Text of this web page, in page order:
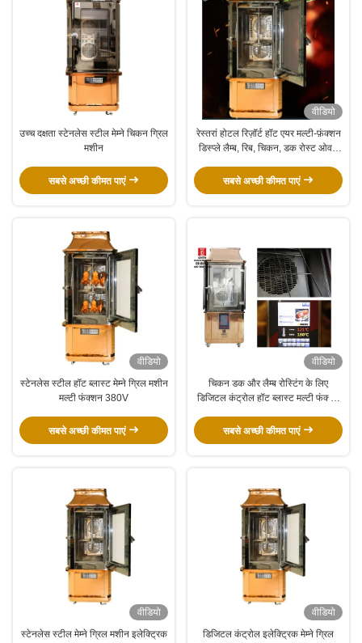
उच्च दक्षता स्टेनलेस स्टील मेम्ने चिकन ग्रिल
मशीन
सबसे अच्छी कीमत पाएं
वीडियो
रेस्तरां होटल रिज़ॉर्ट हॉट एयर मल्टी-फ़ंक्शन
डिस्प्ले लैम्ब, रिब, चिकन, डक रोस्ट ओवन
सबसे अच्छी कीमत पाएं
वीडियो
स्टेनलेस स्टील हॉट ब्लास्ट मेम्ने ग्रिल मशीन
मल्टी फंक्शन 380V
सबसे अच्छी कीमत पाएं
वीडियो
चिकन डक और लैम्ब रोस्टिंग के लिए
डिजिटल कंट्रोल हॉट ब्लास्ट मल्टी फंक्शन
सबसे अच्छी कीमत पाएं
वीडियो
स्टेनलेस स्टील मेम्ने ग्रिल मशीन इलेक्ट्रिक
वीडियो
डिजिटल कंट्रोल इलेक्ट्रिक मेम्ने ग्रिल